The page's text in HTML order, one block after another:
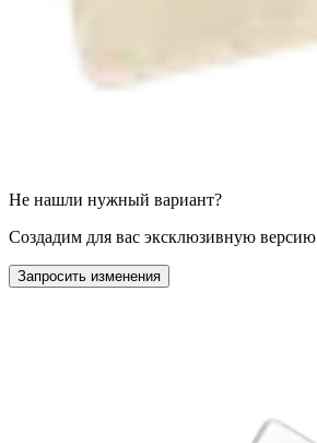
Не нашли нужный вариант?
Создадим для вас эксклюзивную версию
Запросить изменения